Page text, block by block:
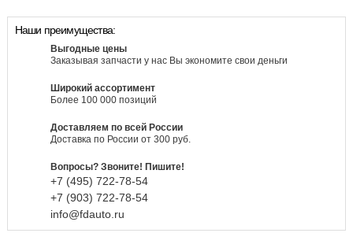
Наши преимущества:
Выгодные цены
Заказывая запчасти у нас Вы экономите свои деньги
Широкий ассортимент
Более 100 000 позиций
Доставляем по всей России
Доставка по России от 300 руб.
Вопросы? Звоните! Пишите!
+7 (495) 722-78-54
+7 (903) 722-78-54
info@fdauto.ru